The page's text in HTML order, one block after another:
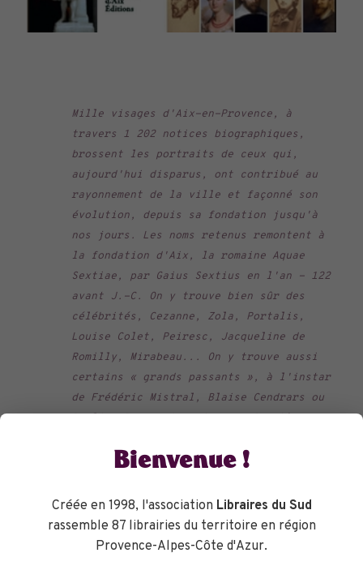
Mille visages d'Aix-en-Provence, à
travers 1 202 notices biographiques,
brossent les portraits de ceux qui,
aujourd'hui disparus, ont contribué au
rayonnement de la ville et façonné son
évolution, depuis sa fondation jusqu'à
nos jours. Les noms retenus remontent à
la fondation d'Aix, la romaine Aquae
Sextiae, par Gaius Sextius en l'an - 122
avant J.-C. On y trouve bien sûr des
célébrités, Cezanne, Zola, Portalis,
Louise Colet, Peiresc, Jacqueline de
Romilly, Mirabeau... On y trouve aussi
certains « grands passants », à l'instar
de Frédéric Mistral, Blaise Cendrars ou
Pauline Bonaparte princesse Borghèse,
par leur présence, même temporaire, la
enfin de nombreuses personnalités
oubliées qui ont, à un moment donné, été
importantes pour leurs contemporains et
Bienvenue !
Créée en 1998, l'association Libraires du Sud
rassemble 87 librairies du territoire en région
Provence-Alpes-Côte d'Azur.